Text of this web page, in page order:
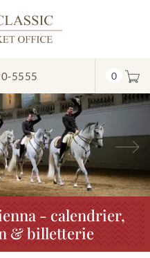
5555 0
- calendrier,
& billetterie